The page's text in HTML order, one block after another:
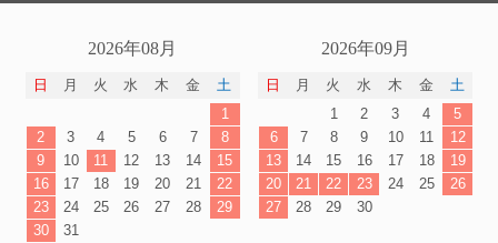
2026年08月
日 月 火 水 木 金
土
1
2
3 4 5 6 7
8
9
10 11 12 13 14
15
16
17 18 19 20 21
22
23
24 25 26 27 28
29
30
31
2026年09月
日 月 火 水 木 金
土
1
2 3 4
5
6
7 8 9 10 11
12
13
14 15 16 17 18
19
20
21 22 23 24 25
26
27
28 29 30